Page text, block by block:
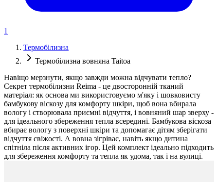
1
Термобілизна
Термобілизна вовняна Taitoa
Навіщо мерзнути, якщо завжди можна відчувати тепло?
Секрет термобілизни Reima - це двосторонній тканий
матеріал: як основа ми використовуємо м'яку і шовковисту
бамбукову віскозу для комфорту шкіри, щоб вона вбирала
вологу і створювала приємні відчуття, і вовняний шар зверху -
для ідеального збереження тепла всередині. Бамбукова віскоза
вбирає вологу з поверхні шкіри та допомагає дітям зберігати
відчуття свіжості. А вовна зігріває, навіть якщо дитина
спітніла після активних ігор. Цей комплект ідеально підходить
для збереження комфорту та тепла як удома, так і на вулиці.